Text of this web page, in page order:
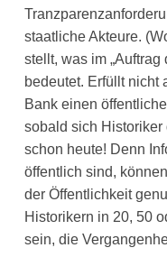
staatliche Akteure.
stellt, was im „Auftrag
bedeutet. Erfüllt nicht
Bank einen
sobald sich Historiker
schon heute! Denn
öffentlich sind,
der Öffentlichkeit
Historikern in 20, 50
sein, die